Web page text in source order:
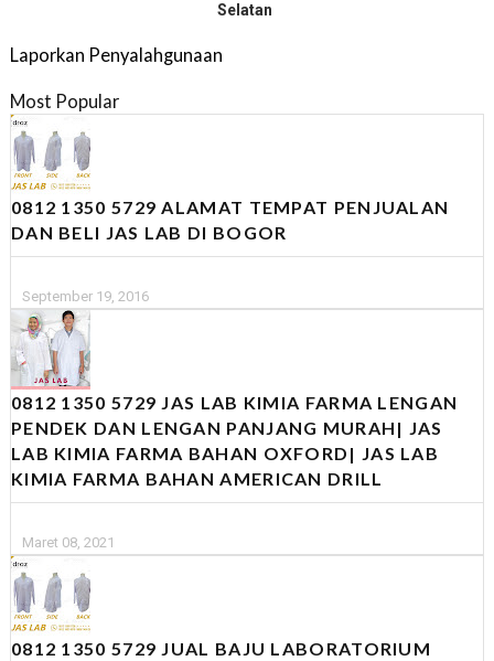
Selatan
Laporkan Penyalahgunaan
Most Popular
0812 1350 5729 ALAMAT TEMPAT PENJUALAN
DAN BELI JAS LAB DI BOGOR
September 19, 2016
0812 1350 5729 JAS LAB KIMIA FARMA LENGAN
PENDEK DAN LENGAN PANJANG MURAH| JAS
LAB KIMIA FARMA BAHAN OXFORD| JAS LAB
KIMIA FARMA BAHAN AMERICAN DRILL
Maret 08, 2021
0812 1350 5729 JUAL BAJU LABORATORIUM